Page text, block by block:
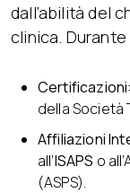
dall’abilità del
clinica.
Certificazioni:
della Società
Affiliazioni
all’ISAPS o
(ASPS).